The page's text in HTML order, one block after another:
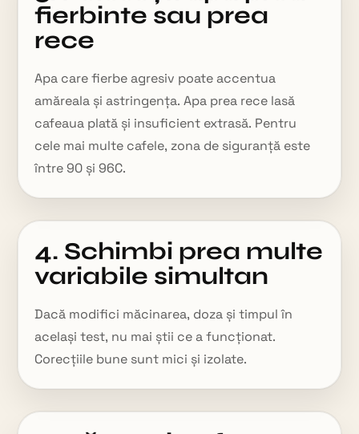
fierbinte sau prea
rece
Apa care fierbe agresiv poate accentua
amăreala și astringența. Apa prea rece lasă
cafeaua plată și insuficient extrasă. Pentru
cele mai multe cafele, zona de siguranță este
între 90 și 96C.
4. Schimbi prea multe
variabile simultan
Dacă modifici măcinarea, doza și timpul în
același test, nu mai știi ce a funcționat.
Corecțiile bune sunt mici și izolate.